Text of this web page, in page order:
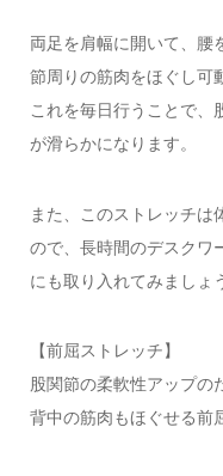
両足を肩幅に開いて、腰
節周りの筋肉をほぐし可
これを毎日行うことで、
が滑らかになります。
また、このストレッチは
ので、長時間のデスクワ
にも取り入れてみましょ
【前屈ストレッチ】
股関節の柔軟性アップの
背中の筋肉もほぐせる前